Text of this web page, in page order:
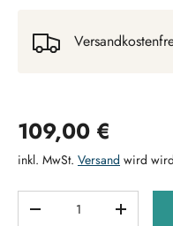
Normaler Preis
109,00 €
inkl. MwSt. Versand wird
MENGE VERRINGERN
MENGE